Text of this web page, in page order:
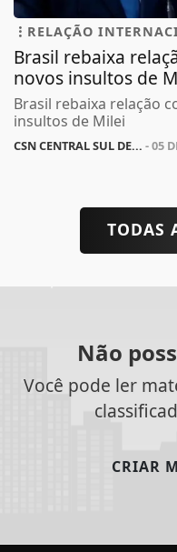
RELAÇÃO
Brasil rebaixa
novos insultos de
Brasil rebaixa relação
insultos de Milei
CSN CENTRAL SUL DE... - 05
TODAS
Não
Você pode ler
CRIAR